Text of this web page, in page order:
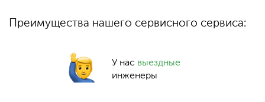
Преимущества нашего сервисного сервиса:
У нас выездные
инженеры